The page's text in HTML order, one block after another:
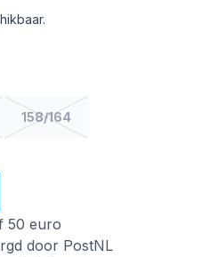
158/164
50 euro
door PostNL